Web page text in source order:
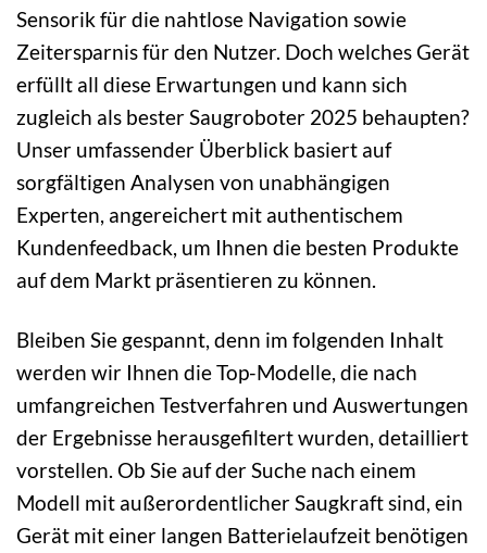
Sensorik für die nahtlose Navigation sowie
Zeitersparnis für den Nutzer. Doch welches Gerät
erfüllt all diese Erwartungen und kann sich
zugleich als bester Saugroboter 2025 behaupten?
Unser umfassender Überblick basiert auf
sorgfältigen Analysen von unabhängigen
Experten, angereichert mit authentischem
Kundenfeedback, um Ihnen die besten Produkte
auf dem Markt präsentieren zu können.
Bleiben Sie gespannt, denn im folgenden Inhalt
werden wir Ihnen die Top-Modelle, die nach
umfangreichen Testverfahren und Auswertungen
der Ergebnisse herausgefiltert wurden, detailliert
vorstellen. Ob Sie auf der Suche nach einem
Modell mit außerordentlicher Saugkraft sind, ein
Gerät mit einer langen Batterielaufzeit benötigen